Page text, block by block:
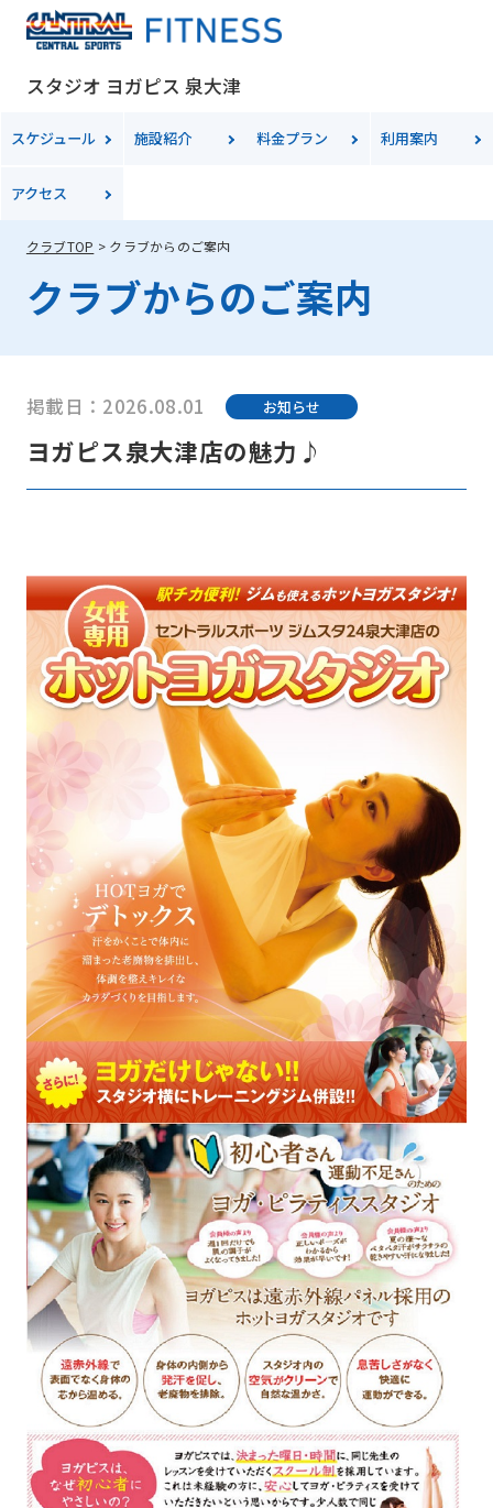
スタジオ ヨガピス 泉大津
スケジュール 施設紹介 料金プラン 利用案内
アクセス
クラブTOP クラブからのご案内
クラブからのご案内
掲載日：2026.08.01 お知らせ
ヨガピス泉大津店の魅力♪